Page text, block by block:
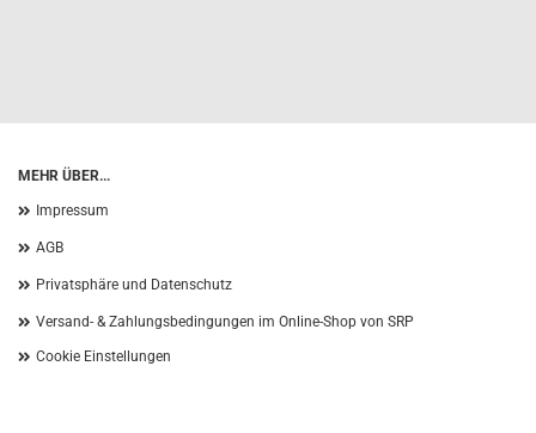
MEHR ÜBER...
Impressum
AGB
Privatsphäre und Datenschutz
Versand- & Zahlungsbedingungen im Online-Shop von SRP
Cookie Einstellungen